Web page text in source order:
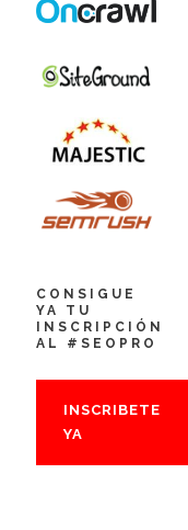
CONSIGUE
YA TU
INSCRIPCIÓN
AL #SEOPRO
INSCRIBETE
YA